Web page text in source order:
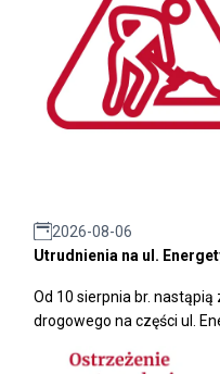
2026-08-06
Utrudnienia na ul.
Od 10 sierpnia br.
drogowego na części ul.